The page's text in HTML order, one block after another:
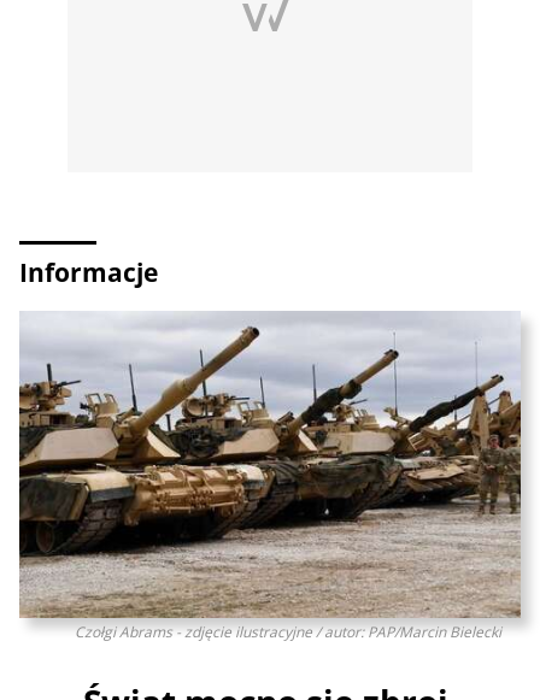
Informacje
Czołgi Abrams - zdjęcie ilustracyjne / autor: PAP/Marcin Bielecki